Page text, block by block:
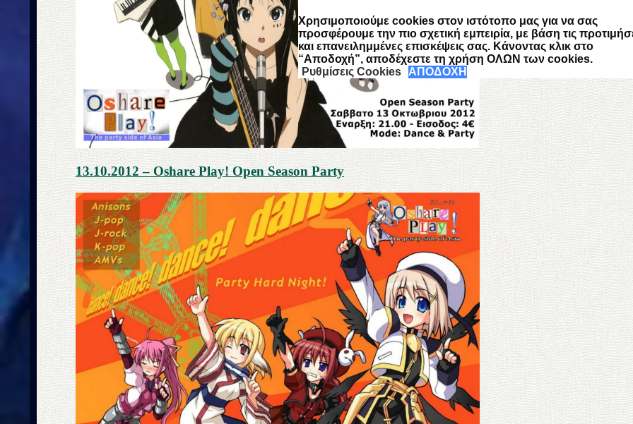
13.10.2012 – Oshare Play! Open Season Party
Χρησιμοποιούμε cookies στον ιστότοπο μας για να σας
προσφέρουμε την πιο σχετική εμπειρία, με βάση τις
και επανειλημμένες επισκέψεις σας. Κάνοντας κλικ στο
“Αποδοχή”, αποδέχεστε τη χρήση ΟΛΩΝ των cookies.
Ρυθμίσεις Cookies
ΑΠΟΔΟΧΗ